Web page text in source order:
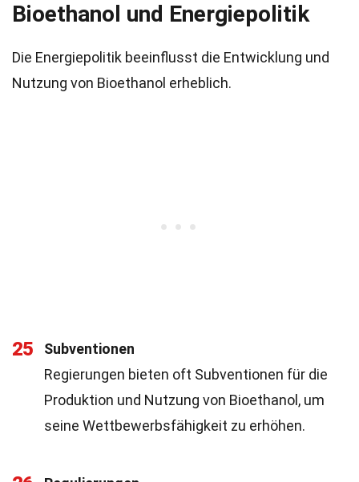
Bioethanol und Energiepolitik
Die Energiepolitik beeinflusst die Entwicklung und
Nutzung von Bioethanol erheblich.
25
Subventionen
Regierungen bieten oft Subventionen für die
Produktion und Nutzung von Bioethanol, um
seine Wettbewerbsfähigkeit zu erhöhen.